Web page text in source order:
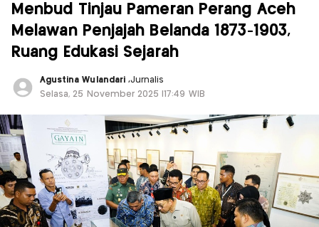
Menbud Tinjau Pameran Perang Aceh
Melawan Penjajah Belanda 1873-1903,
Ruang Edukasi Sejarah
Agustina Wulandari ,Jurnalis
Selasa, 25 November 2025 |17:49 WIB